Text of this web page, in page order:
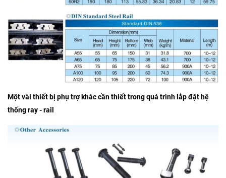
Một vài thiết bị phụ trợ khác cần thiết trong quá trình lắp đặt hệ
thống ray - rail